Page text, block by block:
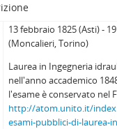
13 febbraio 1825 (Asti) -
(Moncalieri, Torino)
Laurea in Ingegneria
nell'anno accademico
l'esame è conservato nel
http://atom.unito.it/
esami-pubblici-di-laurea-